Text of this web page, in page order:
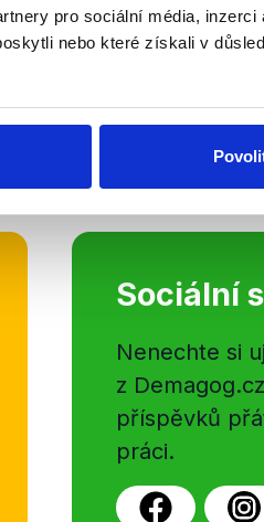
pro sociální média, inzerci
nebo které získali v
Václava Moravce přinesly
a předsedy hnutí
Sociální
Nenechte si
z
příspěvků
práci.